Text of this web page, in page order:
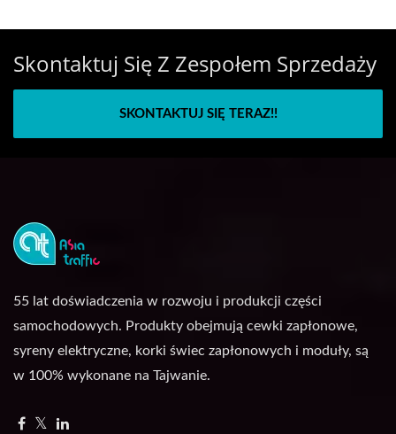
Skontaktuj Się Z Zespołem Sprzedaży
SKONTAKTUJ SIĘ TERAZ!!
55 lat doświadczenia w rozwoju i produkcji części
samochodowych. Produkty obejmują cewki zapłonowe,
syreny elektryczne, korki świec zapłonowych i moduły, są
w 100% wykonane na Tajwanie.